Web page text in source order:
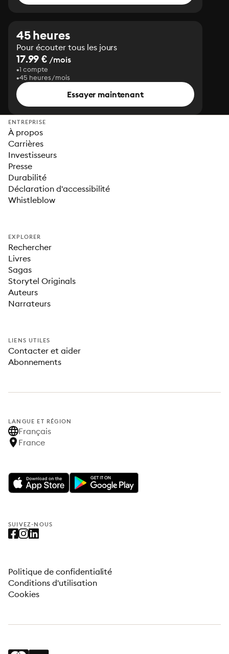
45 heures
Pour écouter tous les jours
17.99 € /mois
1 compte
45 heures/mois
Essayer maintenant
ENTREPRISE
À propos
Carrières
Investisseurs
Presse
Durabilité
Déclaration d'accessibilité
Whistleblow
EXPLORER
Rechercher
Livres
Sagas
Storytel Originals
Auteurs
Narrateurs
LIENS UTILES
Contacter et aider
Abonnements
LANGUE ET RÉGION
Français
France
SUIVEZ-NOUS
Politique de confidentialité
Conditions d'utilisation
Cookies